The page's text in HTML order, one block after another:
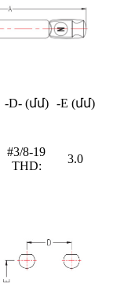
-D- (մմ) -E (մմ)
#3/8-19
THD:
3.0